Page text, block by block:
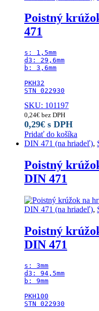
Poistný
471
s: 1,5mm
d3: 29,6mm
b: 3,6mm
PKH32
STN 022930
SKU: 101197
0,24€ bez DPH
0,29€ s DPH
Pridať do košíka
DIN 471 (na hriadeľ),
Poistný
DIN 471
DIN 471 (na hriadeľ),
Poistný
DIN 471
s: 3mm
d3: 94,5mm
b: 9mm
PKH100
STN 022930